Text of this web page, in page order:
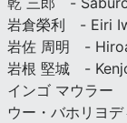
岩倉榮利 - Eiri
岩佐 周明 -
岩根 堅城 -
インゴ マウラ
ウー・バホリヨ